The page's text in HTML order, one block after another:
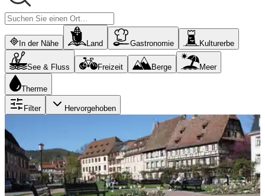
In der Nähe Land Gastronomie Kulturerbe
See & Fluss Freizeit Berge Meer
Therme
Filter Hervorgehoben